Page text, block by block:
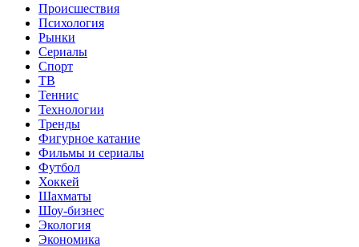
Происшествия
Психология
Рынки
Сериалы
Спорт
ТВ
Теннис
Технологии
Тренды
Фигурное катание
Фильмы и сериалы
Футбол
Хоккей
Шахматы
Шоу-бизнес
Экология
Экономика